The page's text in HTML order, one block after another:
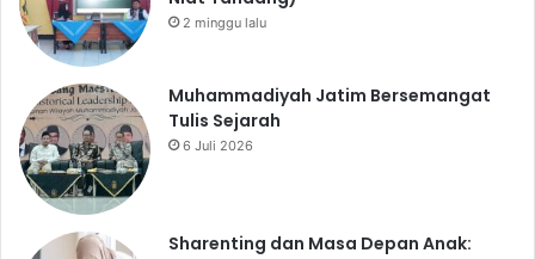
2 minggu lalu
Muhammadiyah Jatim Bersemangat
Tulis Sejarah
6 Juli 2026
Sharenting dan Masa Depan Anak: